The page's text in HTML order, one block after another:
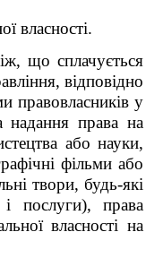
власності.
що сплачується
відповідно
правовласників у
надання права на
або науки,
фільми або
твори, будь-які
послуги), права
власності на